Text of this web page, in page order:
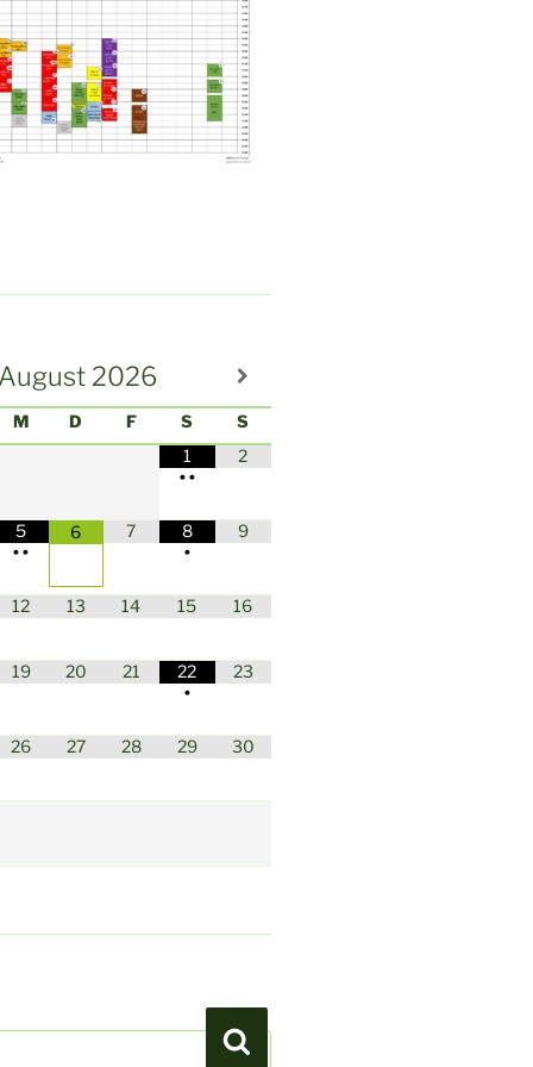
2026
M D F S
S
1
••
2
5
••
6 7
8
•
9
12 13 14 15 16
19 20 21
22
•
23
26 27 28 29 30